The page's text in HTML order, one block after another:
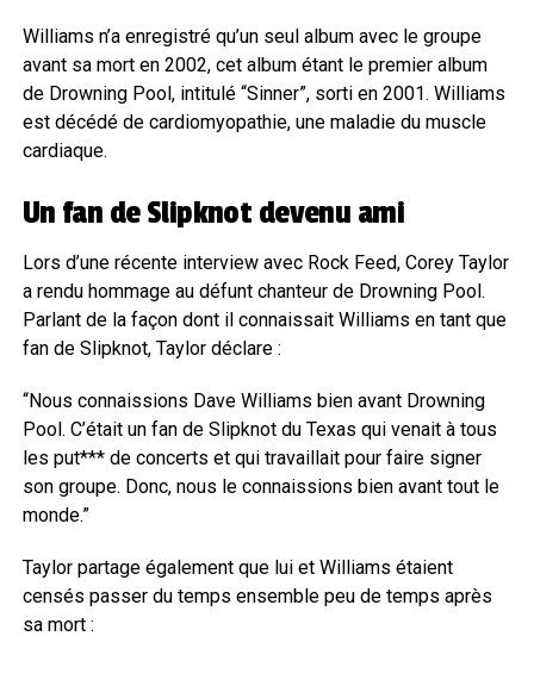
Williams n’a enregistré qu’un seul album avec le groupe
avant sa mort en 2002, cet album étant le premier album
de Drowning Pool, intitulé “Sinner”, sorti en 2001. Williams
est décédé de cardiomyopathie, une maladie du muscle
cardiaque.
Un fan de Slipknot devenu ami
Lors d’une récente interview avec Rock Feed, Corey Taylor
a rendu hommage au défunt chanteur de Drowning Pool.
Parlant de la façon dont il connaissait Williams en tant que
fan de Slipknot, Taylor déclare :
“Nous connaissions Dave Williams bien avant Drowning
Pool. C’était un fan de Slipknot du Texas qui venait à tous
les put*** de concerts et qui travaillait pour faire signer
son groupe. Donc, nous le connaissions bien avant tout le
monde.”
Taylor partage également que lui et Williams étaient
censés passer du temps ensemble peu de temps après
sa mort :